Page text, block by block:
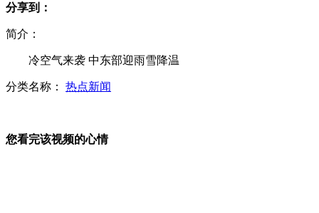
美国“野鸡大学”盛行 每年5万虚假博士文凭
记者体验北京地铁6号线 10秒钟完成换乘
分享到：
简介：
冷空气来袭 中东部迎雨雪降温
分类名称： 热点新闻
您看完该视频的心情